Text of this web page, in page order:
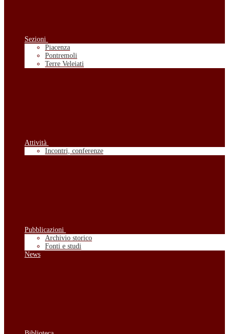
Sezioni
Piacenza
Pontremoli
Terre Veleiati
Attività
Incontri, conferenze
Pubblicazioni
Archivio storico
Fonti e studi
News